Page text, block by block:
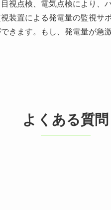
視点検、電気点検により、
装置による発電量の監視サ
きます。もし、発電量が急
よくある質問